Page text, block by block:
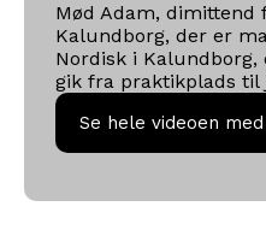
Mød Adam, dimittend
Kalundborg, der er
Nordisk i Kalundborg,
gik fra praktikplads til
Se hele videoen
Se hele videoen
Adam